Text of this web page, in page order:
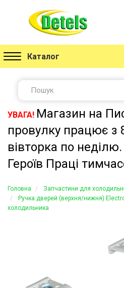
Каталог
УВАГА! Магазин на
провулку працює з
вівторка по
Героїв Праці
Головна Запчастини для
Ручка дверей (верхня/нижня)
холодильника